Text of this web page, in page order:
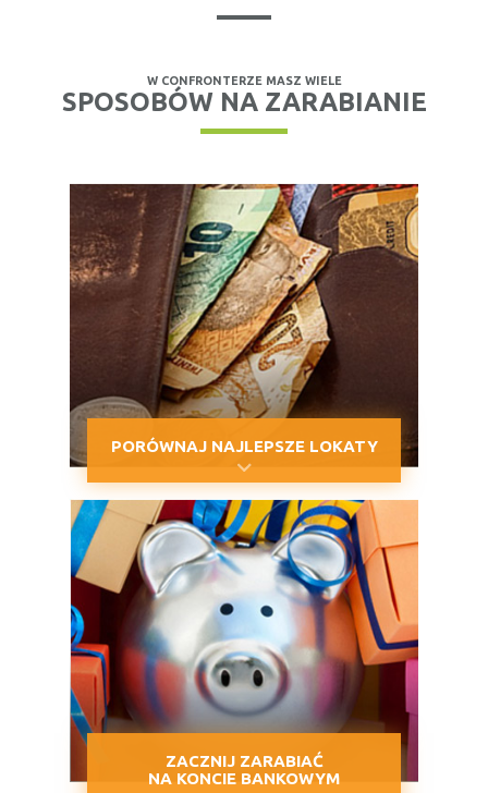
W CONFRONTERZE MASZ WIELE
SPOSOBÓW NA ZARABIANIE
PORÓWNAJ NAJLEPSZE LOKATY
ZACZNIJ ZARABIAĆ
NA KONCIE BANKOWYM